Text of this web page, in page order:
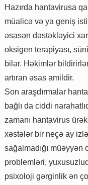
Hazırda hantavirusa
müalicə və ya geniş
əsasən dəstəkləyici
oksigen terapiyası,
bilər. Həkimlər
artıran əsas amildir.
Son araşdırmalar
bağlı da ciddi
zamanı hantavirus
xəstələr bir neçə ay
sağalmadığı
problemləri,
psixoloji gərginlik ən